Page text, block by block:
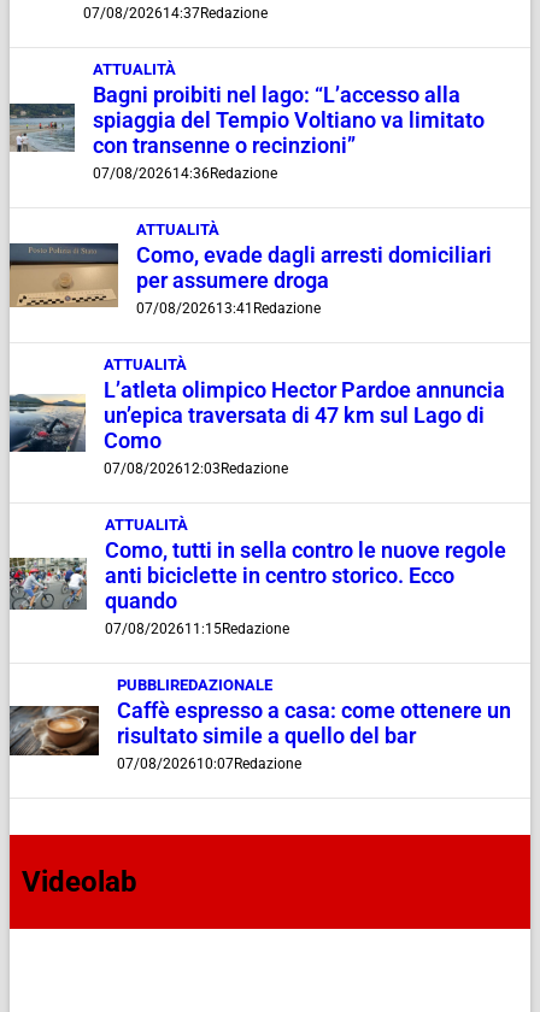
07/08/202614:37Redazione
ATTUALITÀ
Bagni proibiti nel lago: “L’accesso alla
spiaggia del Tempio Voltiano va limitato
con transenne o recinzioni”
07/08/202614:36Redazione
ATTUALITÀ
Como, evade dagli arresti domiciliari
per assumere droga
07/08/202613:41 Redazione
ATTUALITÀ
L’atleta olimpico Hector Pardoe annuncia
un’epica traversata di 47 km sul Lago di
Como
07/08/202612:03 Redazione
ATTUALITÀ
Como, tutti in sella contro le nuove regole
anti biciclette in centro storico. Ecco
quando
07/08/202611:15Redazione
PUBBLIREDAZIONALE
Caffè espresso a casa: come ottenere un
risultato simile a quello del bar
07/08/202610:07Redazione
Videolab